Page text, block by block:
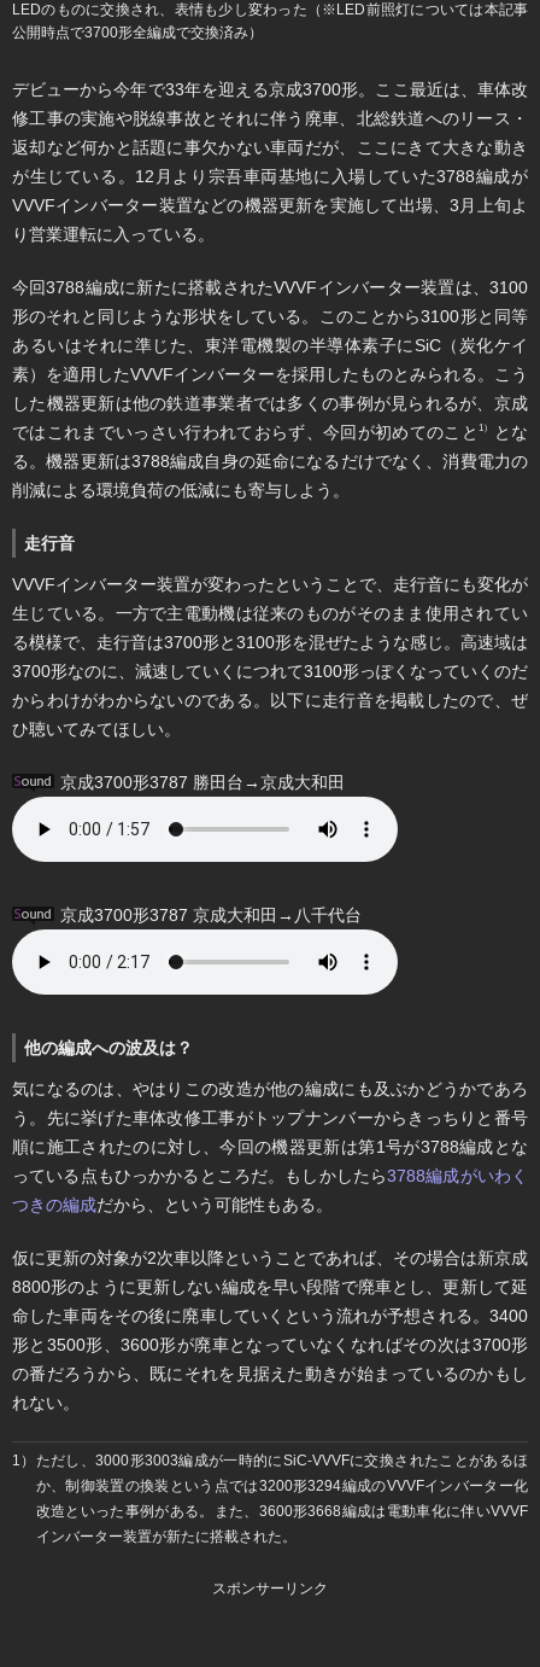
LEDのものに交換され、表情も少し変わった（※LED前照灯については本記事
公開時点で3700形全編成で交換済み）
デビューから今年で33年を迎える京成3700形。ここ最近は、車体改
修工事の実施や脱線事故とそれに伴う廃車、北総鉄道へのリース・
返却など何かと話題に事欠かない車両だが、ここにきて大きな動き
が生じている。12月より宗吾車両基地に入場していた3788編成が
VVVFインバーター装置などの機器更新を実施して出場、3月上旬よ
り営業運転に入っている。
今回3788編成に新たに搭載されたVVVFインバーター装置は、3100
形のそれと同じような形状をしている。このことから3100形と同等
あるいはそれに準じた、東洋電機製の半導体素子にSiC（炭化ケイ
素）を適用したVVVFインバーターを採用したものとみられる。こう
した機器更新は他の鉄道事業者では多くの事例が見られるが、京成
ではこれまでいっさい行われておらず、今回が初めてのこと 1）
とな
る。機器更新は3788編成自身の延命になるだけでなく、消費電力の
削減による環境負荷の低減にも寄与しよう。
走行音
VVVFインバーター装置が変わったということで、走行音にも変化が
生じている。一方で主電動機は従来のものがそのまま使用されてい
る模様で、走行音は3700形と3100形を混ぜたような感じ。高速域は
3700形なのに、減速していくにつれて3100形っぽくなっていくのだ
からわけがわからないのである。以下に走行音を掲載したので、ぜ
ひ聴いてみてほしい。
京成3700形3787 勝田台→京成大和田
京成3700形3787 京成大和田→八千代台
他の編成への波及は？
気になるのは、やはりこの改造が他の編成にも及ぶかどうかであろ
う。先に挙げた車体改修工事がトップナンバーからきっちりと番号
順に施工されたのに対し、今回の機器更新は第1号が3788編成とな
っている点もひっかかるところだ。もしかしたら3788編成がいわく
つきの編成だから、という可能性もある。
仮に更新の対象が2次車以降ということであれば、その場合は新京成
8800形のように更新しない編成を早い段階で廃車とし、更新して延
命した車両をその後に廃車していくという流れが予想される。3400
形と3500形、3600形が廃車となっていなくなればその次は3700形
の番だろうから、既にそれを見据えた動きが始まっているのかもし
れない。
1）ただし、3000形3003編成が一時的にSiC-VVVFに交換されたことがあるほ
か、制御装置の換装という点では3200形3294編成のVVVFインバーター化
改造といった事例がある。また、3600形3668編成は電動車化に伴いVVVF
インバーター装置が新たに搭載された。
スポンサーリンク